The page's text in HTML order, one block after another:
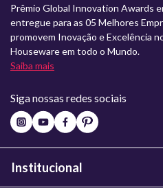
Prêmio Global Innovation Awards
entregue para as 05 Melhores
promovem Inovação e Excelência
Houseware em todo o Mundo.
Saiba mais
Siga nossas redes sociais
Institucional